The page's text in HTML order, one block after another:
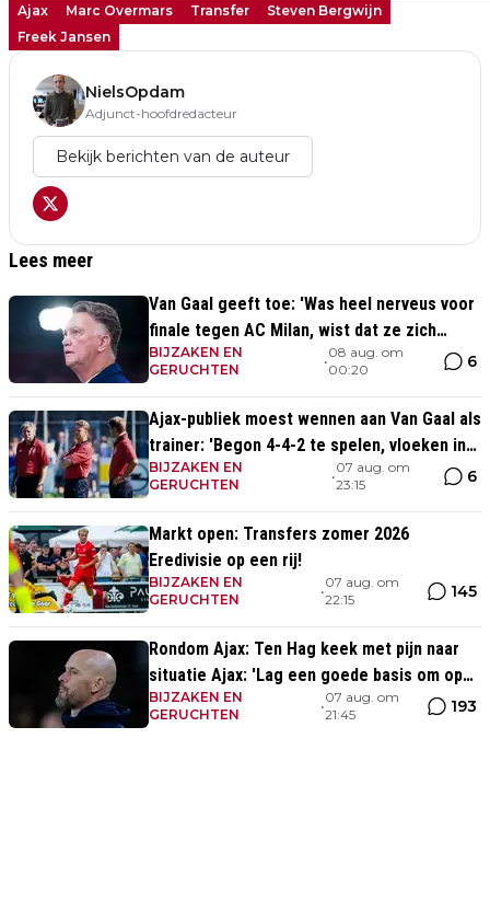
Ajax Marc Overmars Transfer
Steven Bergwijn
Freek Jansen
NielsOpdam
Adjunct-hoofdredacteur
Bekijk berichten van de auteur
Lees meer
Van Gaal geeft toe: 'Was heel nerveus voor
finale tegen AC Milan, wist dat ze zich
zouden aanpassen'
BIJZAKEN EN
GERUCHTEN
•
08 aug. om
00:20
6
Ajax-publiek moest wennen aan Van Gaal als
trainer: 'Begon 4-4-2 te spelen, vloeken in
de kerk'
BIJZAKEN EN
GERUCHTEN
•
07 aug. om
23:15
6
Markt open: Transfers zomer 2026
Eredivisie op een rij!
BIJZAKEN EN
GERUCHTEN
•
07 aug. om
22:15
145
Rondom Ajax: Ten Hag keek met pijn naar
situatie Ajax: 'Lag een goede basis om op
voort te borduren'
BIJZAKEN EN
GERUCHTEN
•
07 aug. om
21:45
193